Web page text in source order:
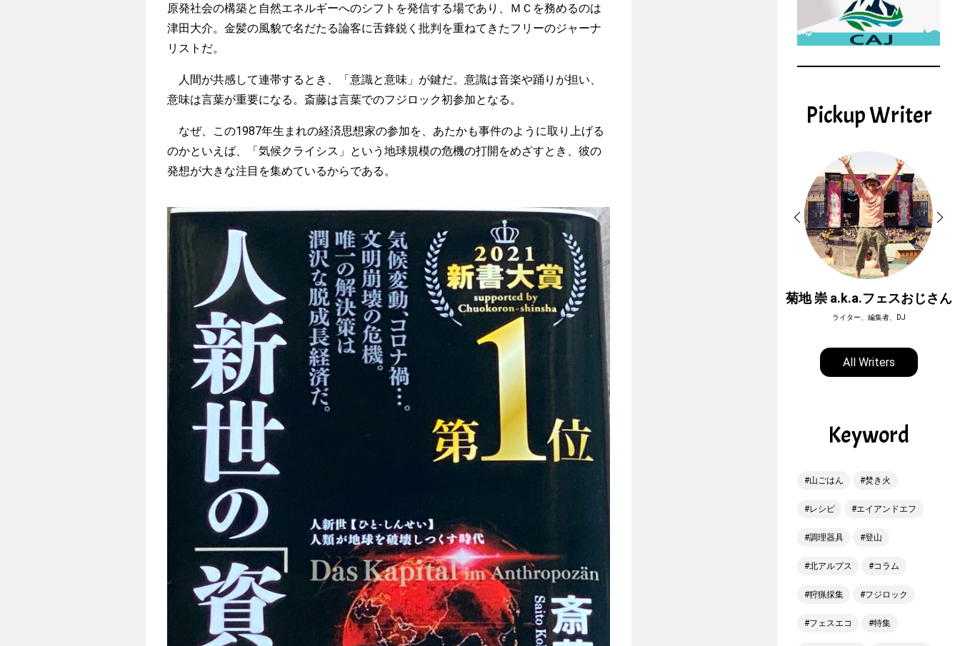
原発社会の構築と自然エネルギーへのシフトを発信する場であり、ＭＣを務めるのは
津田大介。金髪の風貌で名だたる論客に舌鋒鋭く批判を重ねてきたフリーのジャーナ
リストだ。
人間が共感して連帯するとき、「意識と意味」が鍵だ。意識は音楽や踊りが担い、
意味は言葉が重要になる。斎藤は言葉でのフジロック初参加となる。
なぜ、この1987年生まれの経済思想家の参加を、あたかも事件のように取り上げる
のかといえば、「気候クライシス」という地球規模の危機の打開をめざすとき、彼の
発想が大きな注目を集めているからである。
Pickup Writer
渡辺信吾
アウトドア系野良ライター
菊地 崇 a.k.a.フェスおじさん
ライター、編集者、DJ
All Writers
Keyword
山ごはん 焚き火
レシピ エイアンドエフ
調理器具 登山
北アルプス コラム
狩猟採集 フジロック
フェスエコ 特集